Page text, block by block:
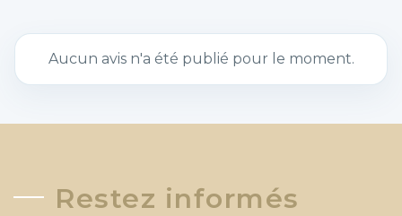
Aucun avis n'a été publié pour le moment.
Restez informés